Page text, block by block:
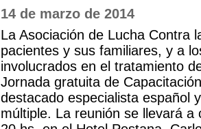
14 de marzo de 2014
La Asociación de Lucha Contra
pacientes y sus familiares, y a
involucrados en el tratamiento
Jornada gratuita de
destacado especialista español
múltiple. La reunión se llevará